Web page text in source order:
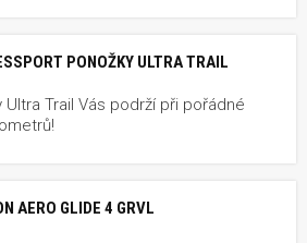
PONOŽKY ULTRA TRAIL
Ultra Trail Vás podrží při pořádné
AERO GLIDE 4 GRVL